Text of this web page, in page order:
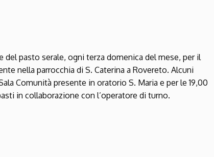
pasto serale, ogni terza domenica del mese, per il
nella parrocchia di S. Caterina a Rovereto. Alcuni
Comunità presente in oratorio S. Maria e per le 19,00
in collaborazione con l’operatore di turno.